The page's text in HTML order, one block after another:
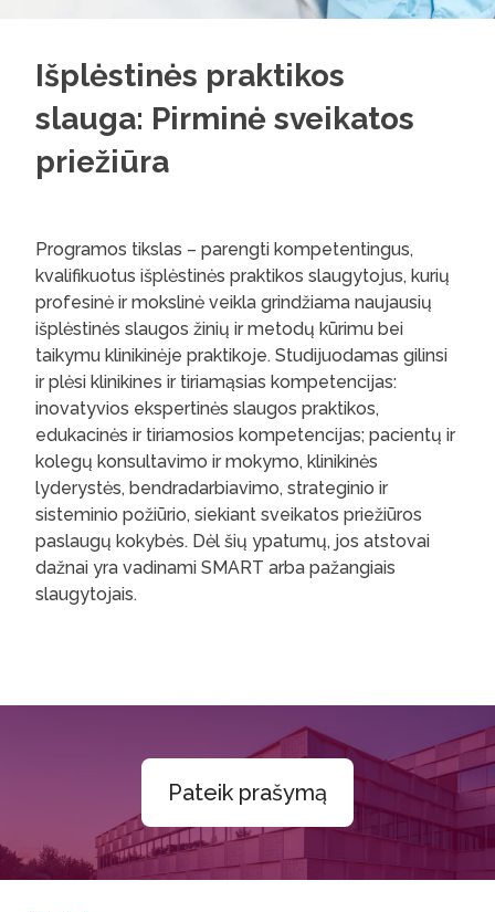
Išplėstinės praktikos
slauga: Pirminė sveikatos
priežiūra
Programos tikslas – parengti kompetentingus,
kvalifikuotus išplėstinės praktikos slaugytojus, kurių
profesinė ir mokslinė veikla grindžiama naujausių
išplėstinės slaugos žinių ir metodų kūrimu bei
taikymu klinikinėje praktikoje. Studijuodamas gilinsi
ir plėsi klinikines ir tiriamąsias kompetencijas:
inovatyvios ekspertinės slaugos praktikos,
edukacinės ir tiriamosios kompetencijas; pacientų ir
kolegų konsultavimo ir mokymo, klinikinės
lyderystės, bendradarbiavimo, strateginio ir
sisteminio požiūrio, siekiant sveikatos priežiūros
paslaugų kokybės. Dėl šių ypatumų, jos atstovai
dažnai yra vadinami SMART arba pažangiais
slaugytojais.
Pateik prašymą